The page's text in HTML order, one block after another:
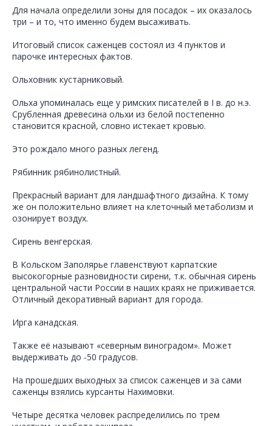
Для начала определили зоны для посадок – их оказалось
три – и то, что именно будем высаживать.
Итоговый список саженцев состоял из 4 пунктов и
парочке интересных фактов.
Ольховник кустарниковый.
Ольха упоминалась еще у римских писателей в I в. до н.э.
Срубленная древесина ольхи из белой постепенно
становится красной, словно истекает кровью.
Это рождало много разных легенд.
Рябинник рябинолистный.
Прекрасный вариант для ландшафтного дизайна. К тому
же он положительно влияет на клеточный метаболизм и
озонирует воздух.
Сирень венгерская.
В Кольском Заполярье главенствуют карпатские
высокогорные разновидности сирени, т.к. обычная сирень
центральной части России в наших краях не приживается.
Отличный декоративный вариант для города.
Ирга канадская.
Также её называют «северным виноградом». Может
выдерживать до -50 градусов.
На прошедших выходных за список саженцев и за сами
саженцы взялись курсанты Нахимовки.
Четыре десятка человек распределились по трем